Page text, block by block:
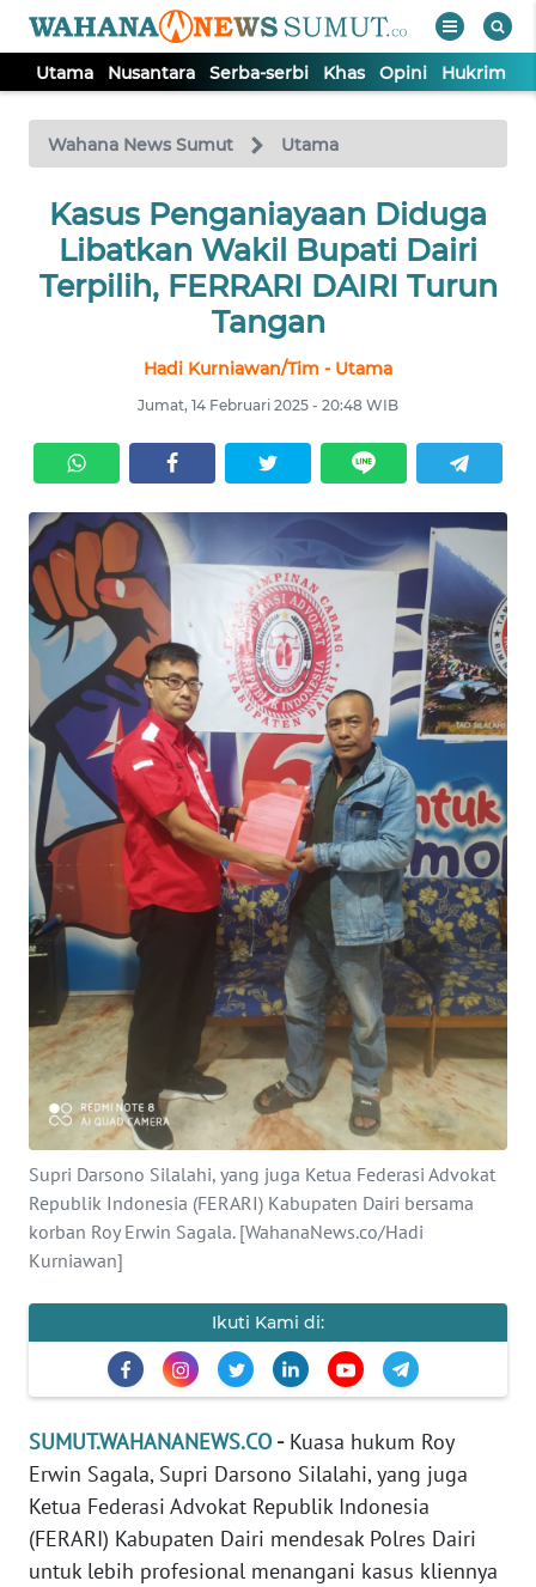
Utama Nusantara Serba-serbi Khas Opini Hukrim
Wahana News Sumut Utama
Kasus Penganiayaan Diduga
Libatkan Wakil Bupati Dairi
Terpilih, FERRARI DAIRI Turun
Tangan
Hadi Kurniawan/Tim - Utama
Jumat, 14 Februari 2025 - 20:48 WIB
Supri Darsono Silalahi, yang juga Ketua Federasi Advokat
Republik Indonesia (FERARI) Kabupaten Dairi bersama
korban Roy Erwin Sagala. [WahanaNews.co/Hadi
Kurniawan]
Ikuti Kami di:
SUMUT.WAHANANEWS.CO -Kuasa hukum Roy
Erwin Sagala, Supri Darsono Silalahi, yang juga
Ketua Federasi Advokat Republik Indonesia
(FERARI) Kabupaten Dairi mendesak Polres Dairi
untuk lebih profesional menangani kasus kliennya
TV
Tutup
UTAMA
NUSANTARA
KHAS
HUKRIM
PERISTIWA
Informasi
INDEKS
BERITA
KONTAK
KAMI
INFO
IKLAN
TENTANG
KAMI
PEDOMAN
MEDIA
REDAKSI
DISCLAIMER
News
WN
SUMUT